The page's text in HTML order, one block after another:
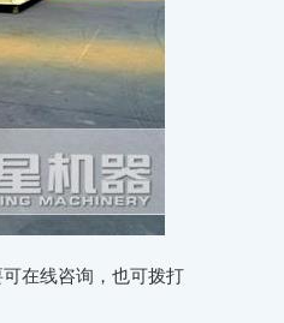
在线咨询，也可拨打